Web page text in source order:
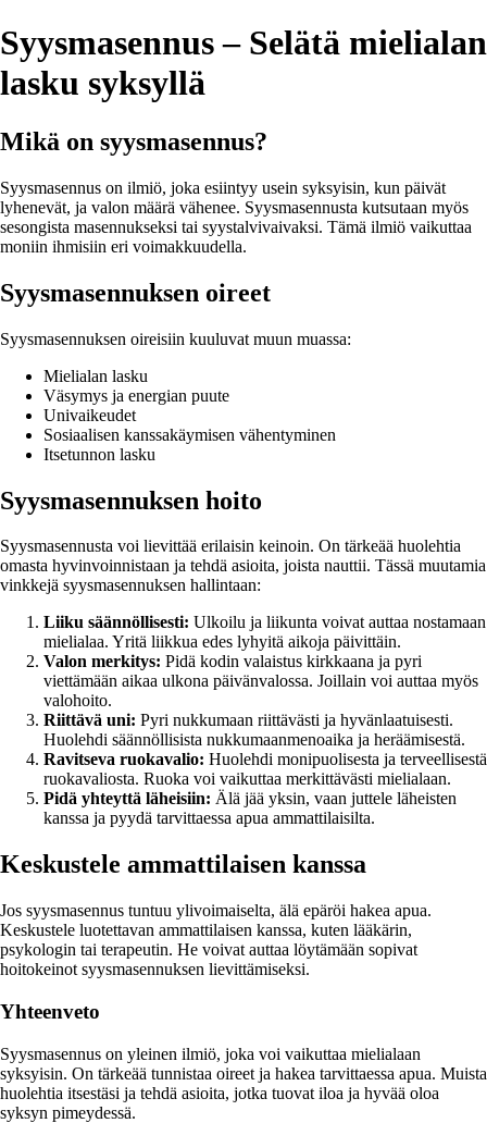
Syysmasennus – Selätä mielialan
lasku syksyllä
Mikä on syysmasennus?
Syysmasennus on ilmiö, joka esiintyy usein syksyisin, kun päivät
lyhenevät, ja valon määrä vähenee. Syysmasennusta kutsutaan myös
sesongista masennukseksi tai syystalvivaivaksi. Tämä ilmiö vaikuttaa
moniin ihmisiin eri voimakkuudella.
Syysmasennuksen oireet
Syysmasennuksen oireisiin kuuluvat muun muassa:
Mielialan lasku
Väsymys ja energian puute
Univaikeudet
Sosiaalisen kanssakäymisen vähentyminen
Itsetunnon lasku
Syysmasennuksen hoito
Syysmasennusta voi lievittää erilaisin keinoin. On tärkeää huolehtia
omasta hyvinvoinnistaan ja tehdä asioita, joista nauttii. Tässä muutamia
vinkkejä syysmasennuksen hallintaan:
Liiku säännöllisesti: Ulkoilu ja liikunta voivat auttaa nostamaan
mielialaa. Yritä liikkua edes lyhyitä aikoja päivittäin.
Valon merkitys: Pidä kodin valaistus kirkkaana ja pyri
viettämään aikaa ulkona päivänvalossa. Joillain voi auttaa myös
valohoito.
Riittävä uni: Pyri nukkumaan riittävästi ja hyvänlaatuisesti.
Huolehdi säännöllisista nukkumaanmenoaika ja heräämisestä.
Ravitseva ruokavalio: Huolehdi monipuolisesta ja terveellisestä
ruokavaliosta. Ruoka voi vaikuttaa merkittävästi mielialaan.
Pidä yhteyttä läheisiin: Älä jää yksin, vaan juttele läheisten
kanssa ja pyydä tarvittaessa apua ammattilaisilta.
Keskustele ammattilaisen kanssa
Jos syysmasennus tuntuu ylivoimaiselta, älä epäröi hakea apua.
Keskustele luotettavan ammattilaisen kanssa, kuten lääkärin,
psykologin tai terapeutin. He voivat auttaa löytämään sopivat
hoitokeinot syysmasennuksen lievittämiseksi.
Yhteenveto
Syysmasennus on yleinen ilmiö, joka voi vaikuttaa mielialaan
syksyisin. On tärkeää tunnistaa oireet ja hakea tarvittaessa apua. Muista
huolehtia itsestäsi ja tehdä asioita, jotka tuovat iloa ja hyvää oloa
syksyn pimeydessä.